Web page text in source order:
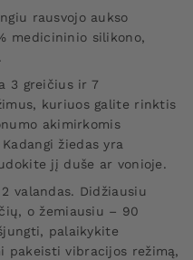
rausvojo aukso
medicininio silikono,
3 greičius ir 7
kuriuos galite rinktis
akimirkomis
žiedas yra
jį duše ar vonioje.
valandas. Didžiausiu
o žemiausiu – 90
palaikykite
pakeisti vibracijos režimą,